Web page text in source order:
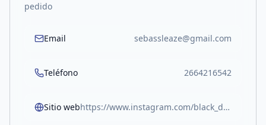
pedido
Email sebassleaze@gmail.com
Teléfono 2664216542
Sitio web https://www.instagram.com/black_dog.designs?igsh=MXVmanR4aXpmdDFtdQ==